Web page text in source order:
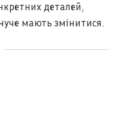
деталей,
мають змінитися.